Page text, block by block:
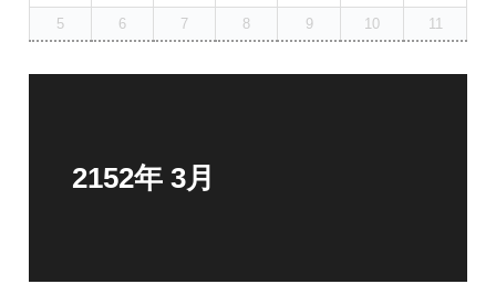
5
6 7 8 9 10 11
2152年 3月